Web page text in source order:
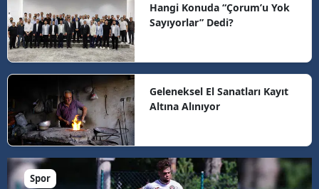
Hangi Konuda “Çorum’u Yok
Sayıyorlar” Dedi?
Geleneksel El Sanatları Kayıt
Altına Alınıyor
Spor